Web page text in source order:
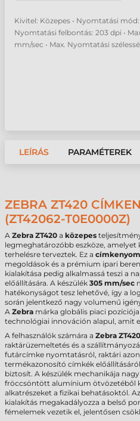
Kivitel: Közepes • Nyomtatási mód:
Nyomtatási felbontás: 203 dpi •
mm/sec • Max. Nyomtatási
LEÍRÁS PARAMÉTEREK
ZEBRA ZT420
(ZT42062-T0E0000Z)
A Zebra ZT420 a közepes
legmeghatározóbb eszköze,
terhelésre terveztek. Ez a
megoldások és a prémium ipari
kialakítása pedig alkalmassá teszi a
előállítására. A készülék 305 mm/sec
hatékonyságot tesz lehetővé, így a
során jelentkező nagy volumenű
A Zebra márka globális piaci
technológiai innováción alapul, amit
A felhasználók számára a Zebra ZT420
raktárüzemeltetés és a
futárcímke nyomtatásról, raktári
termékazonosító címkék
biztosít. A készülék mechanikája
fröccsöntött alumínium ötvözetéből
alkatrészeket a fizikai behatásoktól.
kialakítás megakadályozza a belső
fémelemek vezetik el, jelentősen